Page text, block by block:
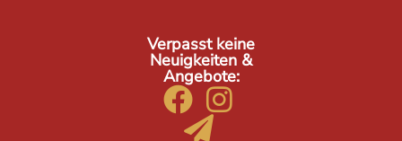
Verpasst keine
Neuigkeiten &
Angebote: